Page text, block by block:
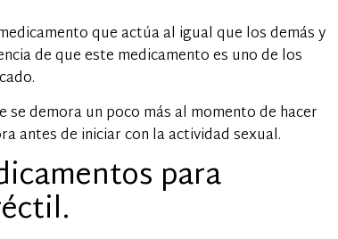
que actúa al igual que los demás y
de que este medicamento es uno de los
demora un poco más al momento de hacer
antes de iniciar con la actividad sexual.
para